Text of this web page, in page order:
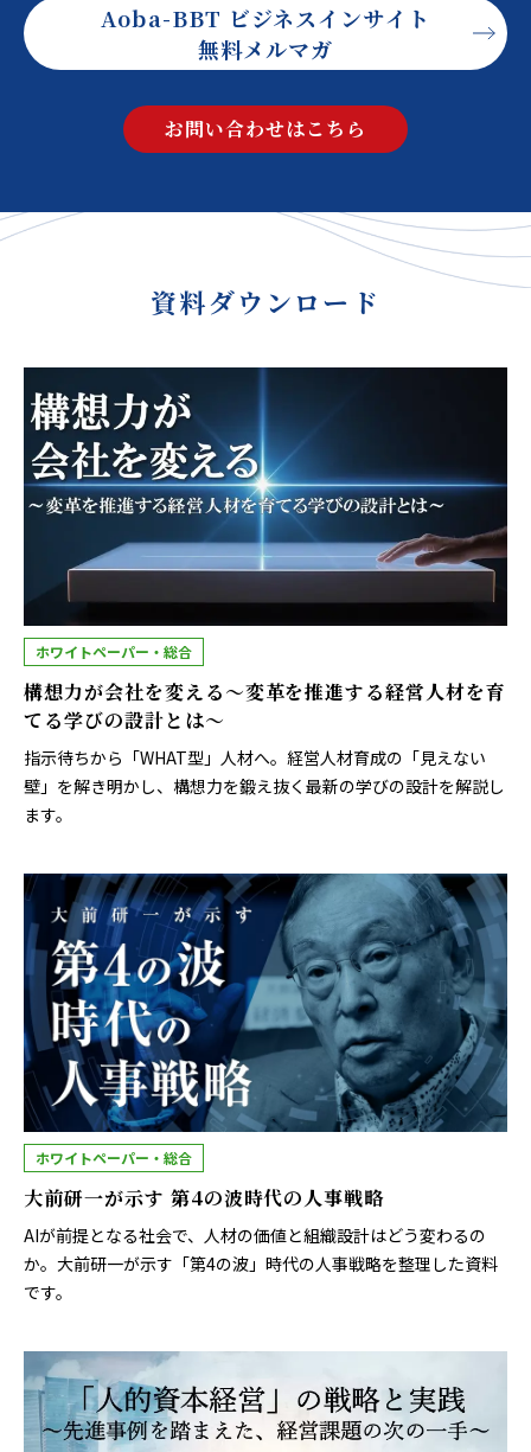
Aoba-BBT ビジネスインサイト
無料メルマガ
お問い合わせはこちら
資料ダウンロード
ホワイトペーパー・総合
構想力が会社を変える～変革を推進する経営人材を育
てる学びの設計とは～
指示待ちから「WHAT型」人材へ。経営人材育成の「見えない
壁」を解き明かし、構想力を鍛え抜く最新の学びの設計を解説し
ます。
ホワイトペーパー・総合
大前研一が示す 第4の波時代の人事戦略
AIが前提となる社会で、人材の価値と組織設計はどう変わるの
か。大前研一が示す「第4の波」時代の人事戦略を整理した資料
です。